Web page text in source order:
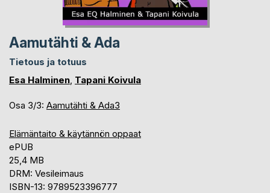
Aamutähti & Ada
Tietous ja totuus
Esa Halminen, Tapani Koivula
Osa 3/3: Aamutähti & Ada3
Elämäntaito & käytännön oppaat
ePUB
25,4 MB
DRM: Vesileimaus
ISBN-13: 9789523396777